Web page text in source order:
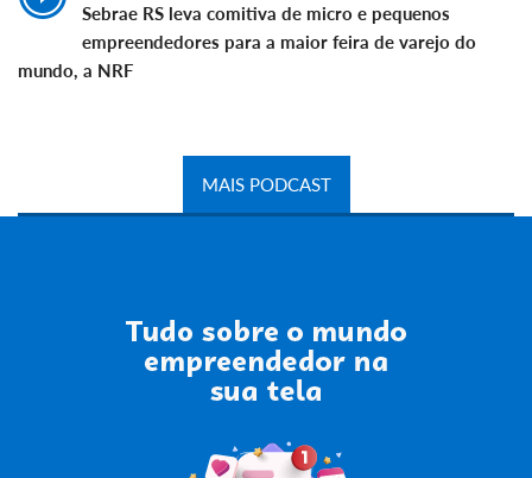
Sebrae RS leva comitiva de micro e pequenos
empreendedores para a maior feira de varejo do
mundo, a NRF
MAIS PODCAST